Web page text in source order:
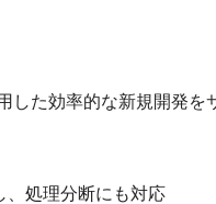
した効率的な新規開発を
、処理分断にも対応